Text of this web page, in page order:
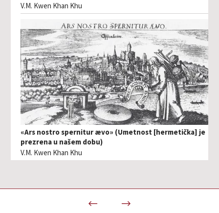
V.M. Kwen Khan Khu
«Ars nostro spernitur ævo» (Umetnost [hermetička] je
prezrena u našem dobu)
V.M. Kwen Khan Khu